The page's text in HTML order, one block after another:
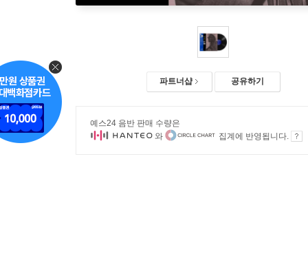
파트너샵 공유하기
예스24 음반 판매 수량은
와
집계에 반영됩니다.